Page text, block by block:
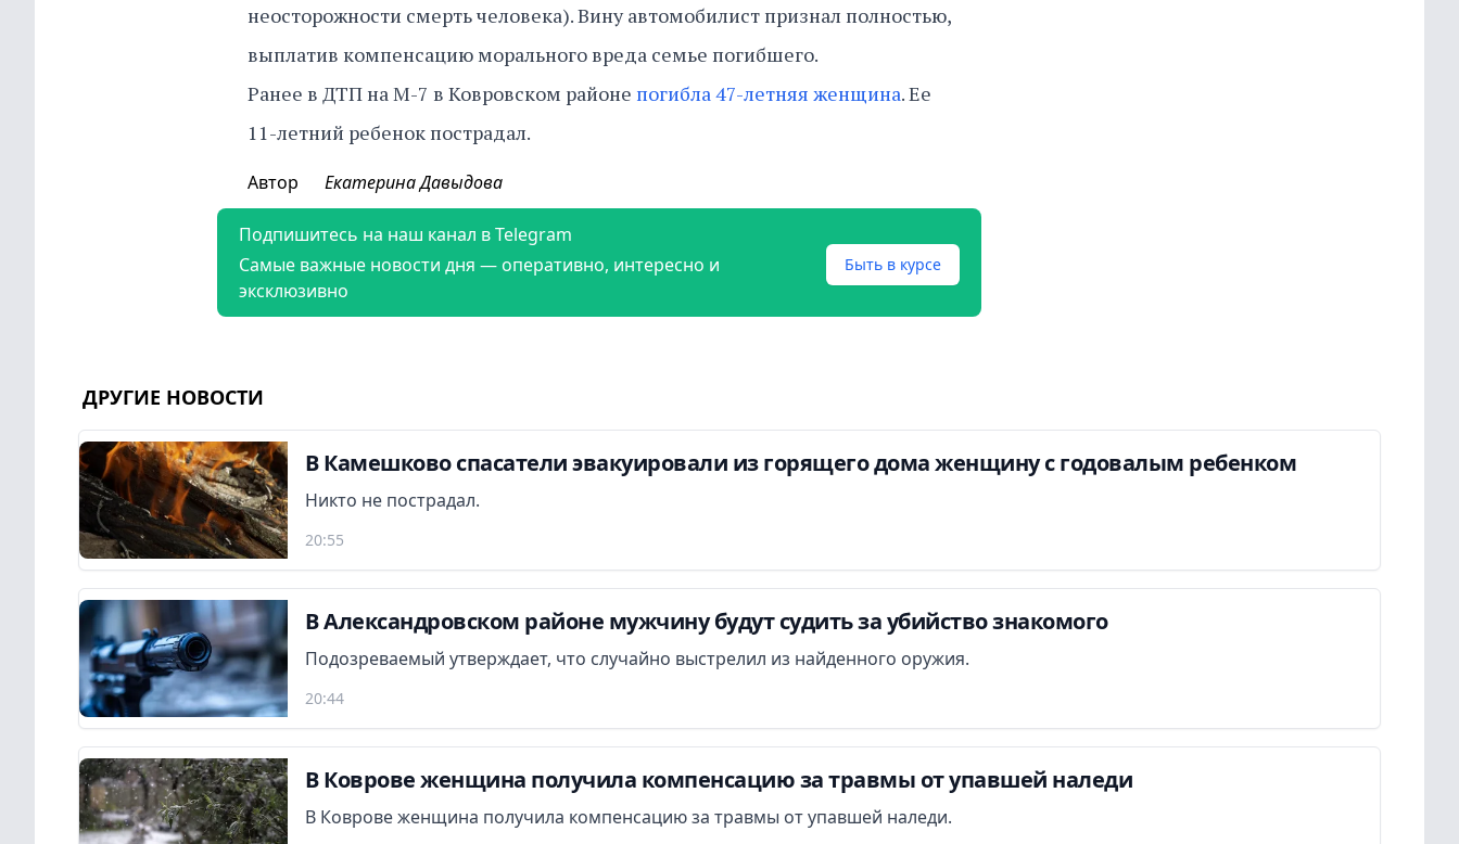
неосторожности смерть человека). Вину автомобилист признал полностью,
выплатив компенсацию морального вреда семье погибшего.
Ранее в ДТП на М-7 в Ковровском районе погибла 47-летняя женщина. Ее
11-летний ребенок пострадал.
Автор Екатерина Давыдова
Подпишитесь на наш канал в Telegram
Самые важные новости дня — оперативно, интересно и
эксклюзивно
Быть в курсе
ДРУГИЕ НОВОСТИ
В Камешково спасатели эвакуировали из горящего дома женщину с годовалым ребенком
Никто не пострадал.
20:55
В Александровском районе мужчину будут судить за убийство знакомого
Подозреваемый утверждает, что случайно выстрелил из найденного оружия.
20:44
В Коврове женщина получила компенсацию за травмы от упавшей наледи
В Коврове женщина получила компенсацию за травмы от упавшей наледи.